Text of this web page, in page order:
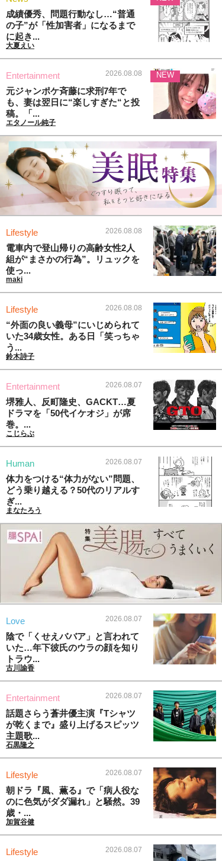
成績優秀、問題行動なし…“普通
の子”が「性加害者」になるまで
に起き...
大夏えい
Entertainment 2026.08.08
元ジャンポケ斉藤に求刑7年で
も、妻は翌日に“楽しすぎた“と投
稿。「...
エタノール純子
NEW
Lifestyle 2026.08.08
電車内で登山帰りの高齢女性2人
組が“まさかの行為”。リュックを
使っ...
maki
Lifestyle 2026.08.08
“外面の良い義母”にいじめられて
いた34歳女性。ある日「笑っちゃ
う...
鈴木詩子
Entertainment 2026.08.07
堺雅人、反町隆史、GACKT…夏
ドラマを「50代イケオジ」が席
巻。...
こじらぶ
Human 2026.08.07
体力をつける“体力がない”問題、
どう乗り越える？50代のリアルす
ぎ...
まなたろう
Love 2026.08.07
陰で「くせえババア」と言われて
いた…年下彼氏のウラの顔を知り
トラウ...
古川諭香
Entertainment 2026.08.07
話題さらう蒼井優主演『Tシャツ
が乾くまで』盛り上げるスピッツ
主題歌...
石黒隆之
Lifestyle 2026.08.07
朝ドラ『風、薫る』で「病人役な
のに色気がダダ漏れ」と騒然。39
歳・...
加賀谷健
Lifestyle 2026.08.07